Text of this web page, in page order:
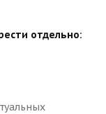
отдельно: